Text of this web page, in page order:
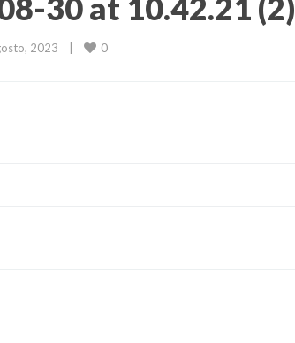
30 at 10.42.21 (2)
2023 0